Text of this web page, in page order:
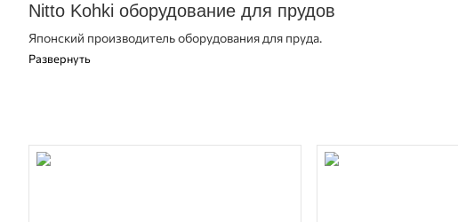
Nitto Kohki оборудование для прудов
Японский производитель оборудования для пруда.